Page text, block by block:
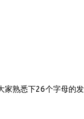
熟悉下26个字母的发